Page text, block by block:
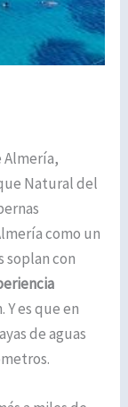
Almería,
Natural del
como un
soplan con
es que en
de aguas